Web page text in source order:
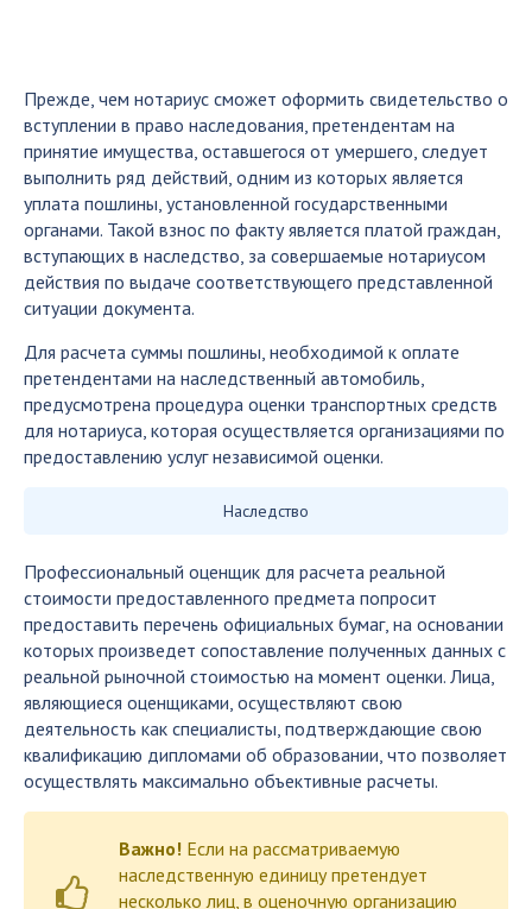
Прежде, чем нотариус сможет оформить свидетельство о
вступлении в право наследования, претендентам на
принятие имущества, оставшегося от умершего, следует
выполнить ряд действий, одним из которых является
уплата пошлины, установленной государственными
органами. Такой взнос по факту является платой граждан,
вступающих в наследство, за совершаемые нотариусом
действия по выдаче соответствующего представленной
ситуации документа.
Для расчета суммы пошлины, необходимой к оплате
претендентами на наследственный автомобиль,
предусмотрена процедура оценки транспортных средств
для нотариуса, которая осуществляется организациями по
предоставлению услуг независимой оценки.
Наследство
Профессиональный оценщик для расчета реальной
стоимости предоставленного предмета попросит
предоставить перечень официальных бумаг, на основании
которых произведет сопоставление полученных данных с
реальной рыночной стоимостью на момент оценки. Лица,
являющиеся оценщиками, осуществляют свою
деятельность как специалисты, подтверждающие свою
квалификацию дипломами об образовании, что позволяет
осуществлять максимально объективные расчеты.
Важно! Если на рассматриваемую
наследственную единицу претендует
несколько лиц, в оценочную организацию